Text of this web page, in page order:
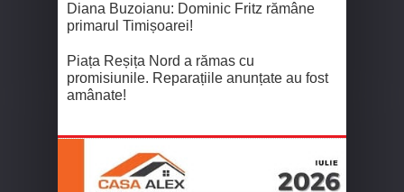
Diana Buzoianu: Dominic Fritz rămâne
primarul Timișoarei!
Piața Reșița Nord a rămas cu
promisiunile. Reparațiile anunțate au fost
amânate!